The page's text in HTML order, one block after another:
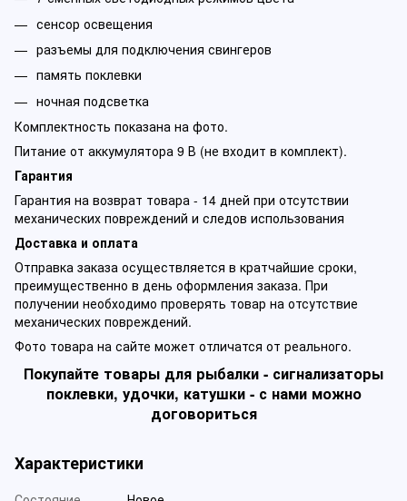
сенсор освещения
разъемы для подключения свингеров
память поклевки
ночная подсветка
Комплектность показана на фото.
Питание от аккумулятора 9 В (не входит в комплект).
Гарантия
Гарантия на возврат товара - 14 дней при отсутствии
механических повреждений и следов использования
Доставка и оплата
Отправка заказа осуществляется в кратчайшие сроки,
преимущественно в день оформления заказа. При
получении необходимо проверять товар на отсутствие
механических повреждений.
Фото товара на сайте может отличатся от реального.
Покупайте товары для рыбалки - сигнализаторы
поклевки, удочки, катушки - с нами можно
договориться
Характеристики